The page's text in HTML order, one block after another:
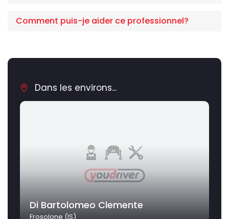
Comment puis-je aider ce professionnel?
Dans les environs...
Di Bartolomeo Clemente
Frosolone (IS)